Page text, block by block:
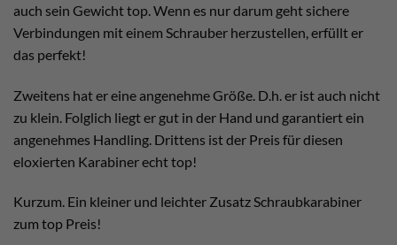
auch sein Gewicht top. Wenn es nur darum geht sichere
Verbindungen mit einem Schrauber herzustellen, erfüllt er
das perfekt!
Zweitens hat er eine angenehme Größe. D.h. er ist auch nicht
zu klein. Folglich liegt er gut in der Hand und garantiert ein
angenehmes Handling. Drittens ist der Preis für diesen
eloxierten Karabiner echt top!
Kurzum. Ein kleiner und leichter Zusatz Schraubkarabiner
zum top Preis!